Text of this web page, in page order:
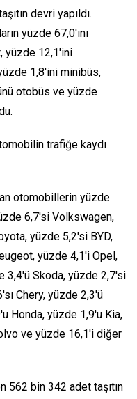
devri yapıldı.
yüzde 67,0'ını
yüzde 12,1'ini
1,8'ini minibüs,
otobüs ve yüzde
trafiğe kaydı
otomobillerin yüzde
6,7'si Volkswagen,
yüzde 5,2'si BYD,
yüzde 4,1'i Opel,
3,4'ü Skoda, yüzde 2,7'si
Chery, yüzde 2,3'ü
Honda, yüzde 1,9'u Kia,
ve yüzde 16,1'i diğer
562 bin 342 adet taşıtın